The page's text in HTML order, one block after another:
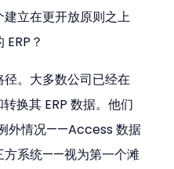
立在更开放原则之上
？
。大多数公司已经在
换其 ERP 数据。他们
外情况——Access 数据
方系统——视为第一个滩